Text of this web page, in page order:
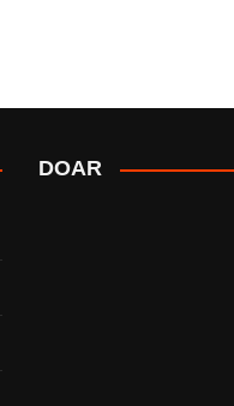
DOAR